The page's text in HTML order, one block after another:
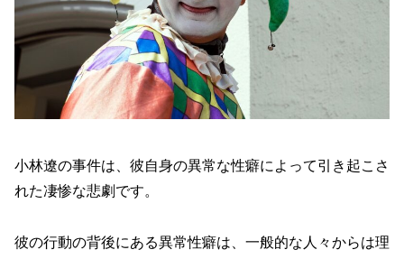
小林遼の事件は、彼自身の異常な性癖によって引き起こさ
れた凄惨な悲劇です。
彼の行動の背後にある異常性癖は、一般的な人々からは理